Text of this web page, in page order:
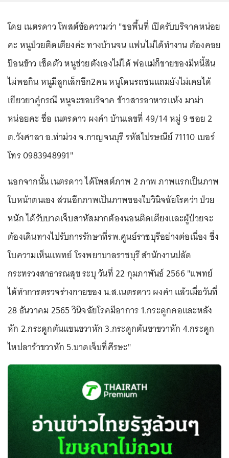
โดย เนตรดาว โพสต์ข้อความว่า "ขอพื้นที่ เปิดรับบริจาคหน่อย
คะ หนูป่วยติดเตียงค่ะ ทางบ้านจน เเฟนไม่ได้ทำงาน ต้องคอย
ป้อนข้าว เช็ดตัว หนูช่วยตังเองไม่ได้ พ่อแม่ก็ขายของมีหนี้สิน
ไม่พอกิน หนูมีลูกเล็กอีก2คน หนูโดนรถชนแถมยังไม่เคยได้
เยียวยาคู่กรณี หนูจะขอบริจาค ข้าวสารอาหารแห้ง มาม่า
หน่อยคะ ชื่อ เนตรดาว ผงคำ บ้านเลขที่ 49/14 หมู่ 9 ซอย 2
ต.วังศาลา อ.ท่าม่วง จ.กาญจนบุรี รหัสไปรษณีย์ 71110 เบอร์
โทร 0983948991"
นอกจากนั้น เนตรดาว ได้โพสต์ภาพ 2 ภาพ ภาพแรกเป็นภาพ
ใบหน้าตนเอง ส่วนอีกภาพเป็นภาพของใบวินิจฉัยโรคว่า ป่วย
หนัก ได้รับบาดเจ็บสาหัสมากต้องนอนติดเตียงและผู้ป่วยจะ
ต้องเดินทางไปรับการรักษาที่รพ.ศูนย์ราชบุรีอย่างต่อเนื่อง ซึ่ง
ใบความเห็นแพทย์ โรงพยาบาลราชบุรี สำนักงานปลัด
กระทรวงสาธารณสุข ระบุ วันที่ 22 กุมภาพันธ์ 2566 "แพทย์
ได้ทำการตรวจร่างกายของ น.ส.เนตรดาว ผงคำ แล้วเมื่อวันที่
28 ธันวาคม 2565 วินิจฉัยโรคมีอาการ 1.กระดูกคอและหลัง
หัก 2.กระดูกต้นแขนขวาหัก 3.กระดูกต้นขาขวาหัก 4.กระดูก
ไหปลาร้าขวาหัก 5.บาดเจ็บที่ศีรษะ"